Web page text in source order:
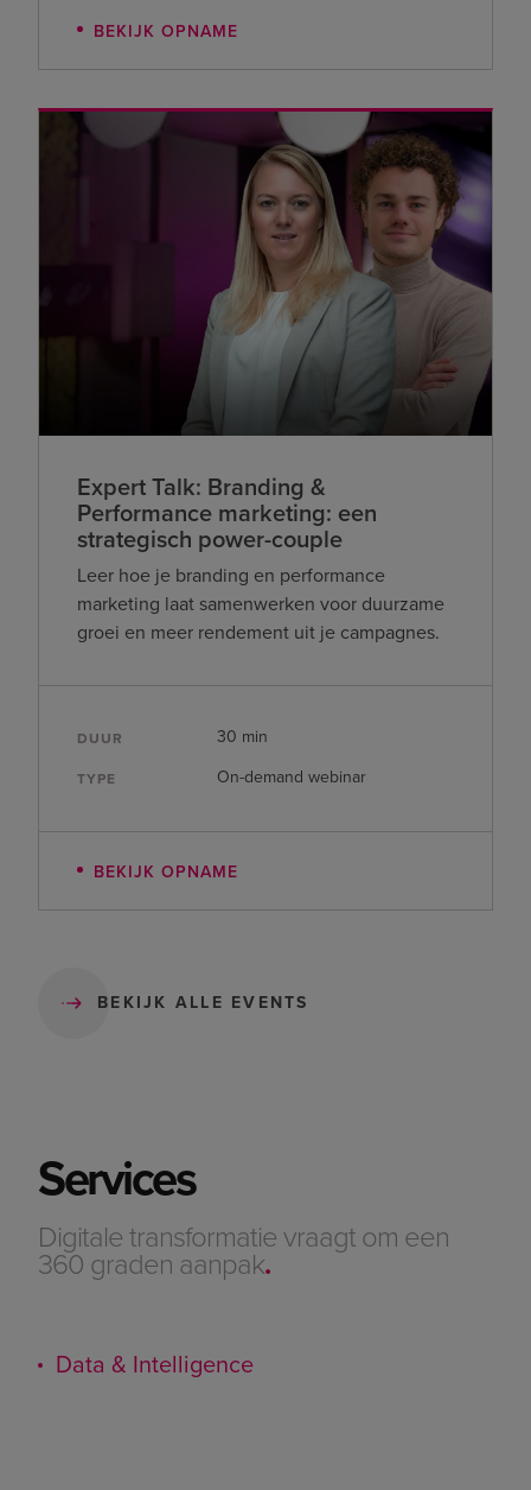
BEKIJK OPNAME
Expert Talk: Branding &
Performance marketing: een
strategisch power-couple
Leer hoe je branding en performance
marketing laat samenwerken voor duurzame
groei en meer rendement uit je campagnes.
DUUR 30 min
TYPE On-demand webinar
BEKIJK OPNAME
BEKIJK ALLE EVENTS
Services
Digitale transformatie vraagt om een
360 graden aanpak.
Data & Intelligence